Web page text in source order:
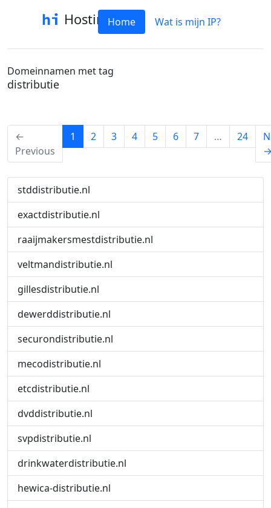
HostinfoHome Wat is mijn IP?
Domeinnamen met tag
distributie
←
Previous
1 (current)
2 3 4 5 6 7 … 24
stddistributie.nl
exactdistributie.nl
raaijmakersmestdistributie.nl
veltmandistributie.nl
gillesdistributie.nl
dewerddistributie.nl
securondistributie.nl
mecodistributie.nl
etcdistributie.nl
dvddistributie.nl
svpdistributie.nl
drinkwaterdistributie.nl
hewica-distributie.nl